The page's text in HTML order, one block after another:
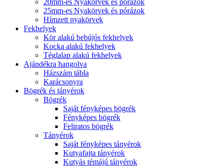
20mm-es Nyakörvek és pórázok
25mm-es Nyakörvek és pórázok
Hímzett nyakörvek
Fekhelyek
Kör alakú bebújós fekhelyek
Kocka alakú fekhelyek
Téglalap alakú fekhelyek
Ajándékra hangolva
Házszám tábla
Karácsonyra
Bögrék és tányérok
Bögrék
Saját fényképes bögrék
Fényképes bögrék
Feliratos bögrék
Tányérok
Saját fényképes tányérok
Kutyafajta tányérok
Kutyás témájú tányérok